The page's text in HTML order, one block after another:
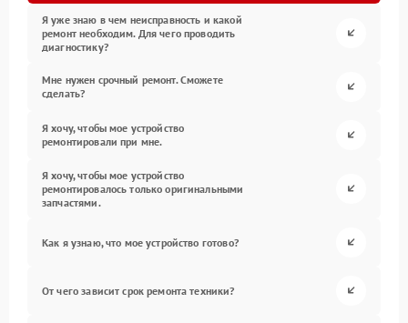
Я уже знаю в чем неисправность и какой
ремонт необходим. Для чего проводить
диагностику?
Мне нужен срочный ремонт. Сможете
сделать?
Я хочу, чтобы мое устройство
ремонтировали при мне.
Я хочу, чтобы мое устройство
ремонтировалось только оригинальными
запчастями.
Как я узнаю, что мое устройство готово?
От чего зависит срок ремонта техники?